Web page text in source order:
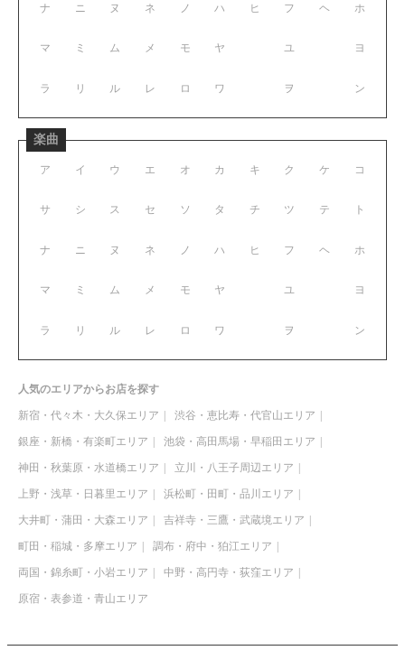
ナ ニ ヌ ネ ノ
マ ミ ム メ モ
ラ リ ル レ ロ
ハ ヒ フ ヘ ホ
ヤ ユ ヨ
ワ ヲ ン
楽曲
ア イ ウ エ オ
サ シ ス セ ソ
ナ ニ ヌ ネ ノ
マ ミ ム メ モ
ラ リ ル レ ロ
カ キ ク ケ コ
タ チ ツ テ ト
ハ ヒ フ ヘ ホ
ヤ ユ ヨ
ワ ヲ ン
人気のエリアからお店を探す
新宿・代々木・大久保エリア 渋谷・恵比寿・代官山エリア
銀座・新橋・有楽町エリア 池袋・高田馬場・早稲田エリア
神田・秋葉原・水道橋エリア 立川・八王子周辺エリア
上野・浅草・日暮里エリア 浜松町・田町・品川エリア
大井町・蒲田・大森エリア 吉祥寺・三鷹・武蔵境エリア
町田・稲城・多摩エリア 調布・府中・狛江エリア
両国・錦糸町・小岩エリア 中野・高円寺・荻窪エリア
原宿・表参道・青山エリア